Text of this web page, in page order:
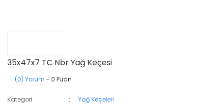
35x47x7 TC Nbr Yağ Keçesi
(0) Yorum - 0 Puan
Kategori
Yağ Keçeleri